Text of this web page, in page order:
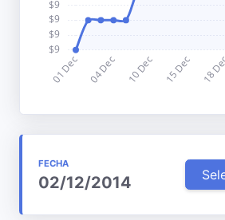
FECHA
02/12/2014